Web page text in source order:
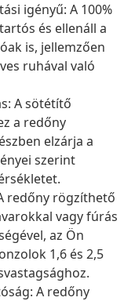
igényű: A 100%
és ellenáll a
is, jellemzően
ruhával való
A sötétítő
a redőny
elzárja a
szerint
redőny rögzíthető
vagy fúrás
az Ön
1,6 és 2,5
A redőny